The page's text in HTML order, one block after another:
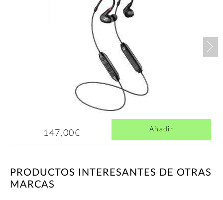
147,00€ Añadir
PRODUCTOS INTERESANTES DE OTRAS
MARCAS